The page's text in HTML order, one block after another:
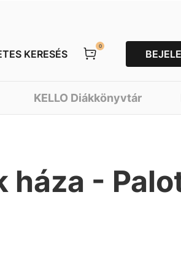
KERESÉS
0
KELLO Diákkönyvtár
háza -